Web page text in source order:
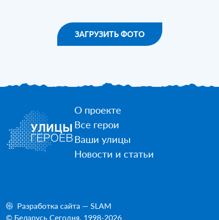
ЗАГРУЗИТЬ ФОТО
О проекте
Все герои
Ваши улицы
Новости и статьи
Разработка сайта — SLAM
© Беларусь Сегодня, 1998-2026